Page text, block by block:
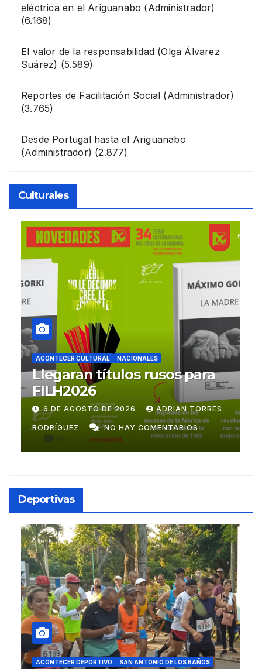
eléctrica en el Ariguanabo (Administrador)
(6.168)
El valor de la responsabilidad (Olga Álvarez
Suárez) (5.589)
Reportes de Facilitación Social (Administrador)
(3.765)
Desde Portugal hasta el Ariguanabo
(Administrador) (2.877)
Culturales
ACONTECER CULTURAL
Ballet Laura Alonso
emprende gira
centroamericana
28 DE JULIO DE 2026 ADRIAN TORRES
RODRÍGUEZ NO HAY COMENTARIOS
Deportivas
ACONTECER DEPORTIVO DEPORTES
REPORTAJES
SAN ANTONIO DE LOS BAÑOS